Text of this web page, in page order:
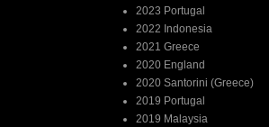
2023 Portugal
2022 Indonesia
2021 Greece
2020 England
2020 Santorini (Greece)
2019 Portugal
2019 Malaysia